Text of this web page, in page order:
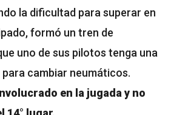
la dificultad para superar en
formó un tren de
uno de sus pilotos tenga una
cambiar neumáticos.
en la jugada y no